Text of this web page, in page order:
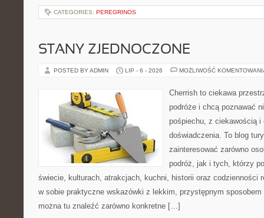
CATEGORIES: PEREGRINOS
STANY ZJEDNOCZONE
POSTED BY ADMIN LIP - 6 - 2026 MOŻLIWOŚĆ
Cherrish to ciekawa
podróże i chcą poznawać
pośpiechu, z ciekawością i
doświadczenia. To blog
zainteresować zarówno
podróż, jak i tych, którzy
świecie, kulturach, atrakcjach, kuchni, historii oraz codzienności
w sobie praktyczne wskazówki z lekkim, przystępnym
można tu znaleźć zarówno konkretne […]